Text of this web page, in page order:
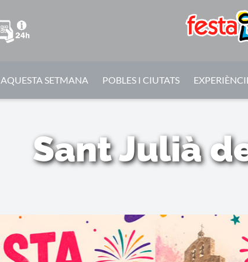
AQUESTA SETMANA POBLES I CIUTATS
Sant Julià